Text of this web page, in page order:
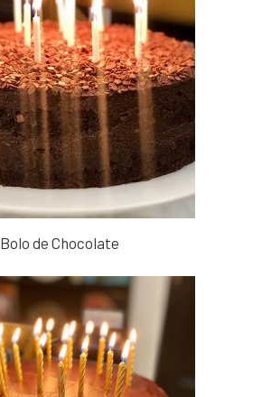
Bolo de Chocolate